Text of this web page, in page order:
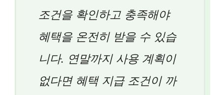
조건을 확인하고 충족해야
혜택을 온전히 받을 수 있습
니다. 연말까지 사용 계획이
없다면 혜택 지급 조건이 까